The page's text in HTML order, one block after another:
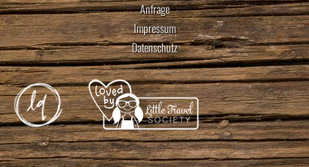
Anfrage
Impressum
Datenschutz